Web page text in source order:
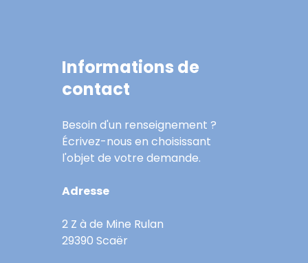
Informations de
contact
Besoin d'un renseignement ?
Écrivez-nous en choisissant
l'objet de votre demande.
Adresse
2 Z à de Mine Rulan
29390 Scaër